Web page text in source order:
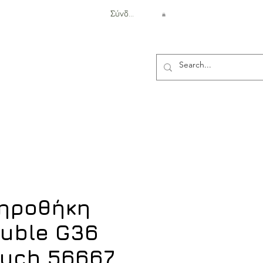
Σύνδεση
G36
56667